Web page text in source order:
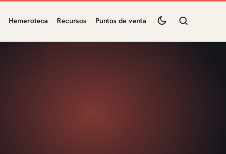
Hemeroteca Recursos Puntos de venta